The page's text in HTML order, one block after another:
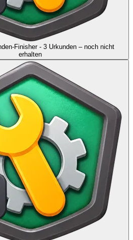
Finisher - 3 Urkunden – noch nicht
erhalten